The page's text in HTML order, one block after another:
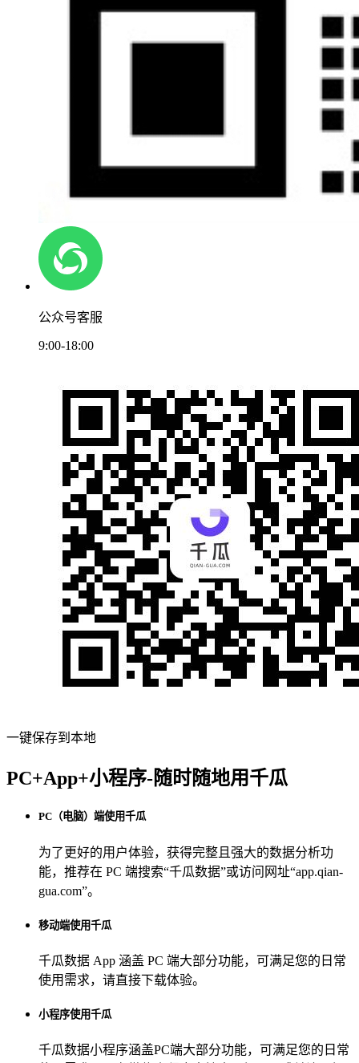
公众号客服
9:00-18:00
一键保存到本地
PC+App+小程序-随时随地用千瓜
PC（电脑）端使用千瓜
为了更好的用户体验，获得完整且强大的数据分析功
能，推荐在 PC 端搜索“千瓜数据”或访问网址“app.qian-
gua.com”。
移动端使用千瓜
千瓜数据 App 涵盖 PC 端大部分功能，可满足您的日常
使用需求，请直接下载体验。
小程序使用千瓜
千瓜数据小程序涵盖PC端大部分功能，可满足您的日常